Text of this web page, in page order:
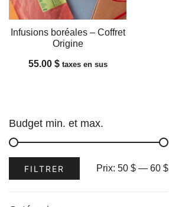
Infusions boréales – Coffret
Origine
55.00 $ taxes en sus
Budget min. et max.
FILTRER Prix: 50 $ — 60 $